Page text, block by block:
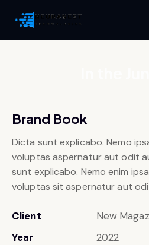
Brand Book
Dicta sunt explicabo. Nemo
voluptas aspernatur aut odit
sunt explicabo. Nemo enim
voluptas sit aspernatur aut
Client
New
Year
2022